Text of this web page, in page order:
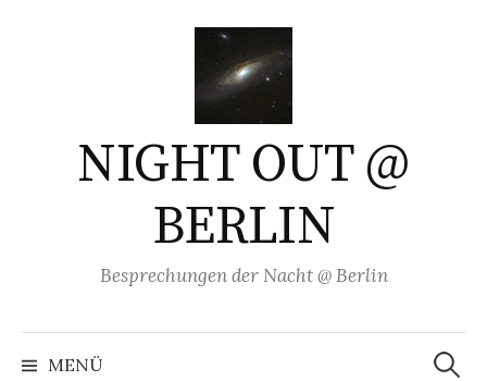
NIGHT OUT @
BERLIN
Besprechungen der Nacht @ Berlin
MENÜ
Suchen
nach: